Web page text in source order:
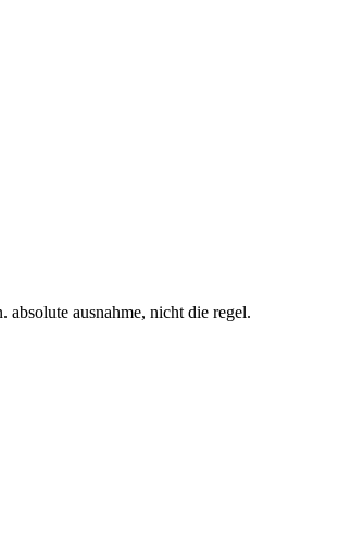
absolute ausnahme, nicht die regel.